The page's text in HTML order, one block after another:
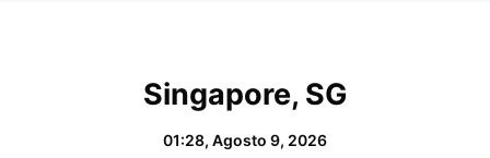
Singapore, SG
01:28, Agosto 9, 2026